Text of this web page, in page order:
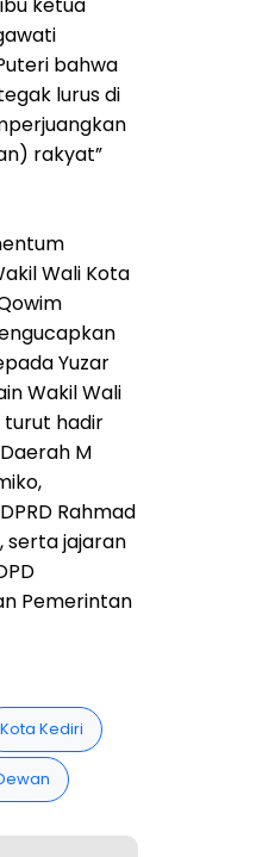
bahwa
lurus di
rakyat”
Wali Kota
Yuzar
Wakil Wali
turut hadir
M
Rahmad
serta jajaran
Pemerintan
Kota Kediri